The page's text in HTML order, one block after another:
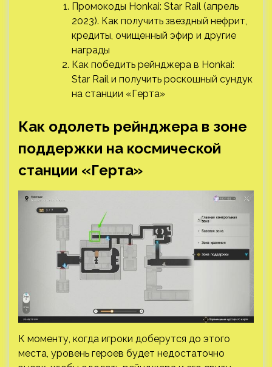
Промокоды Honkai: Star Rail (апрель
2023). Как получить звездный нефрит,
кредиты, очищенный эфир и другие
награды
Как победить рейнджера в Honkai:
Star Rail и получить роскошный сундук
на станции «Герта»
Как одолеть рейнджера в зоне
поддержки на космической
станции «Герта»
К моменту, когда игроки доберутся до этого
места, уровень героев будет недостаточно